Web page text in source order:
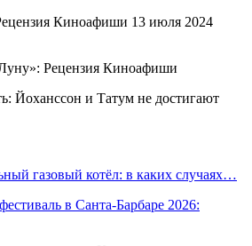
Киноафиши 13 июля 2024
Йоханссон и Татум не достигают
газовый котёл: в каких случаях…
в Санта-Барбаре 2026: